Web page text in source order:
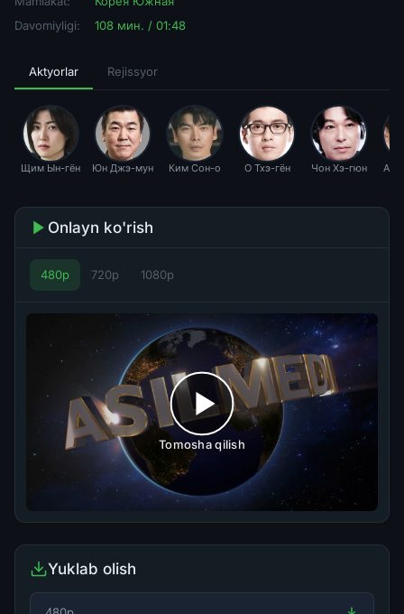
Davomiyligi:
108 мин. / 01:48
Aktyorlar Rejissyor
Щим Ын-гён Юн Джэ-мун Ким Сон-о О Тхэ-гён Чон Хэ-гюн Ан
Onlayn ko'rish
480p 720p 1080p
Tomosha qilish
Yuklab olish